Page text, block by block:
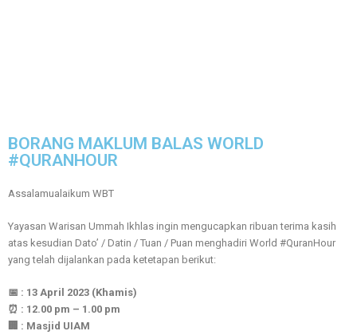
BORANG MAKLUM BALAS WORLD
#QURANHOUR
Assalamualaikum WBT
Yayasan Warisan Ummah Ikhlas ingin mengucapkan ribuan terima kasih
atas kesudian Dato’ / Datin / Tuan / Puan menghadiri World #QuranHour
yang telah dijalankan pada ketetapan berikut:
📅 : 13 April 2023 (Khamis)
⏰ : 12.00 pm – 1.00 pm
🏢 : Masjid UIAM